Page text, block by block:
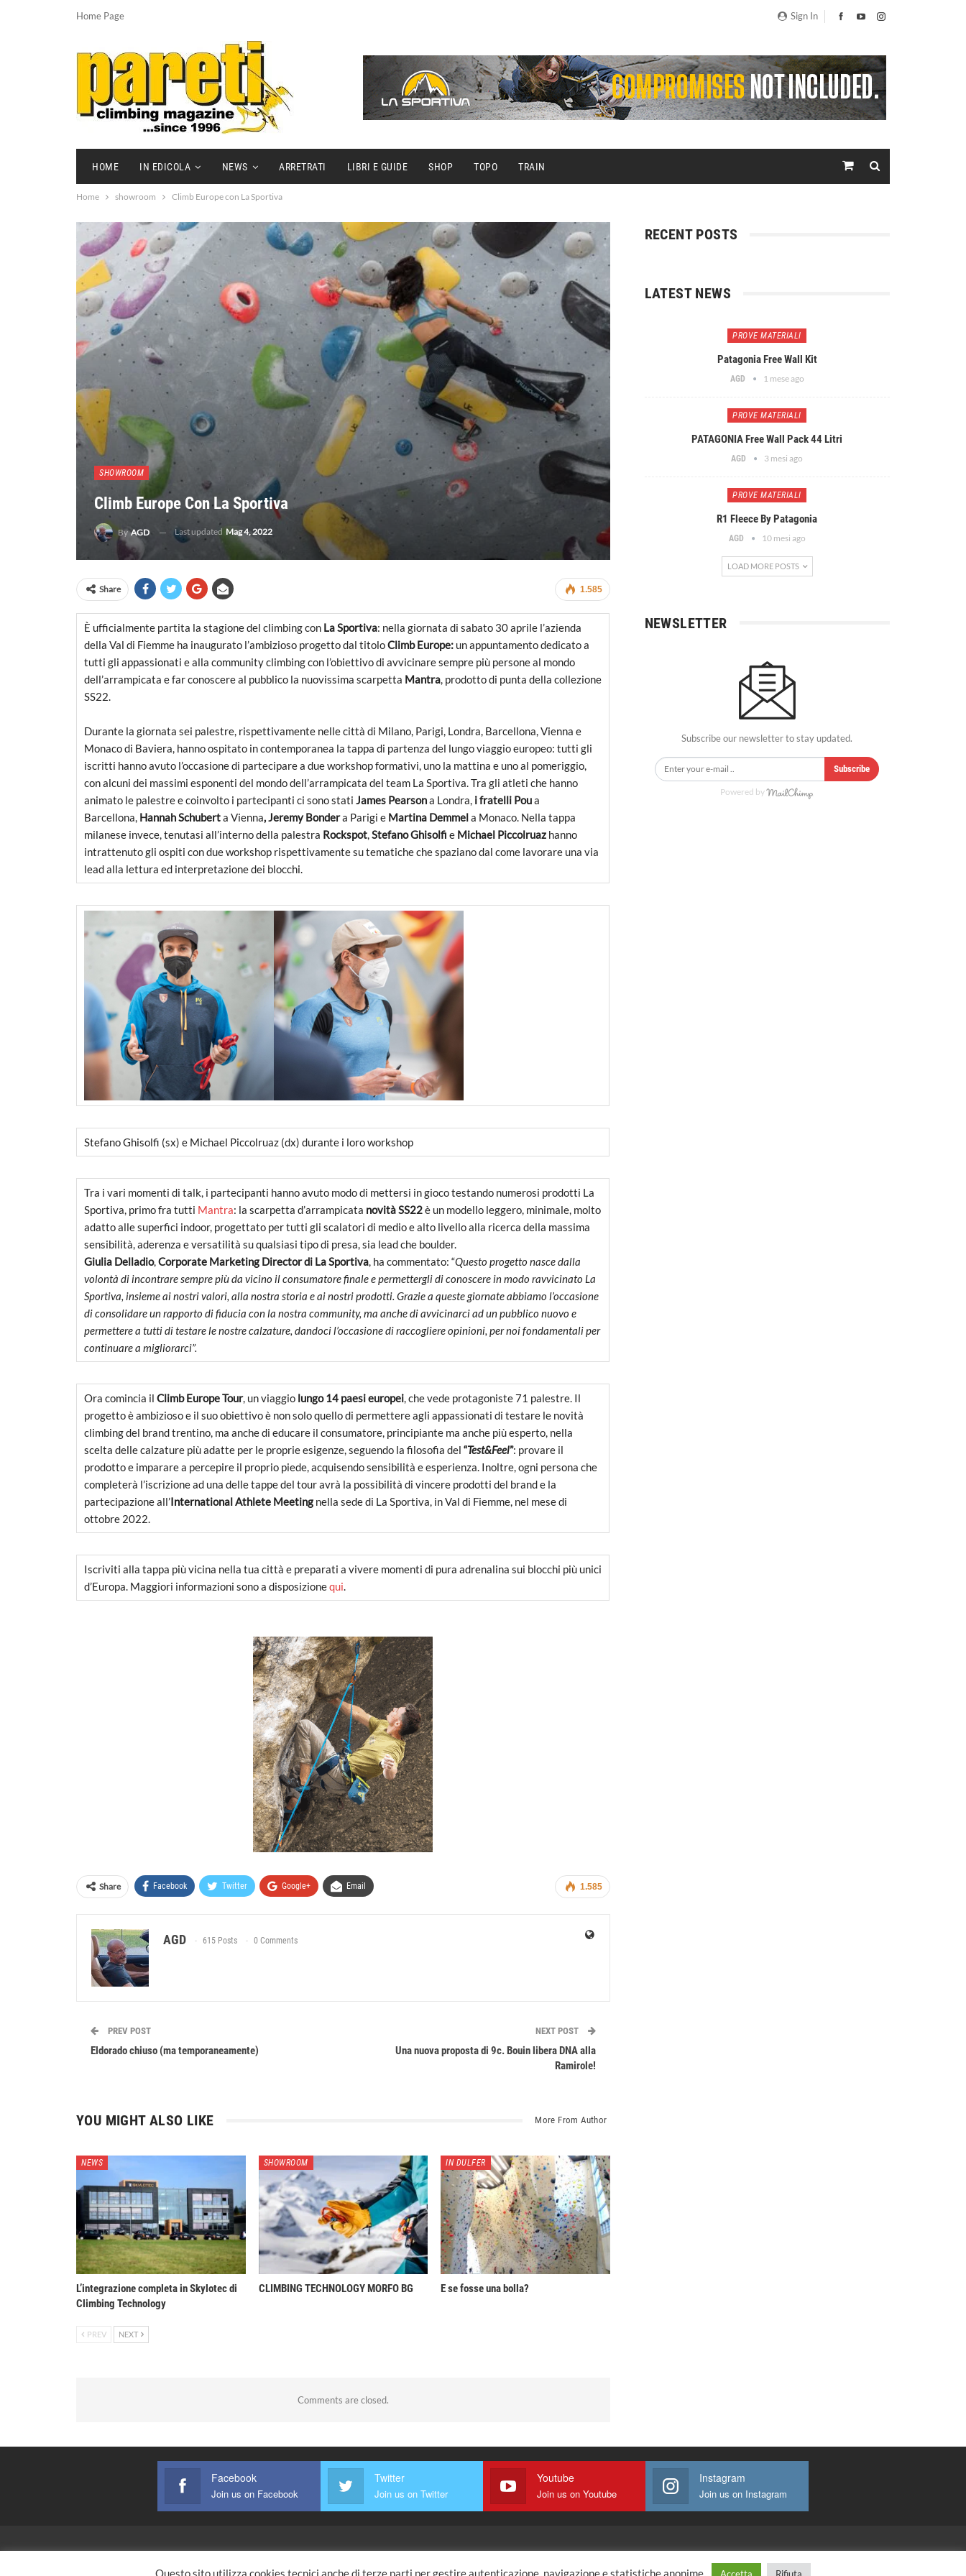
Sign In
Home Page
HOME IN EDICOLA NEWS ARRETRATI LIBRI E GUIDE SHOP TOPO TRAIN
Home showroom Climb Europe con La Sportiva
SHOWROOM
Climb Europe Con La Sportiva
ByAGD Last updated Mag 4, 2022
1.585
Share
È ufficialmente partita la stagione del climbing con La Sportiva: nella giornata di sabato 30 aprile l’azienda
della Val di Fiemme ha inaugurato l’ambizioso progetto dal titoloClimb Europe: un appuntamento dedicato a
tutti gli appassionati e alla community climbing con l’obiettivo di avvicinare sempre più persone al mondo
dell’arrampicata e far conoscere al pubblico la nuovissima scarpetta Mantra, prodotto di punta della collezione
SS22.
Durante la giornata sei palestre, rispettivamente nelle città di Milano, Parigi, Londra, Barcellona, Vienna e
Monaco di Baviera, hanno ospitato in contemporanea la tappa di partenza del lungo viaggio europeo: tutti gli
iscritti hanno avuto l’occasione di partecipare a due workshop formativi, uno la mattina e uno al pomeriggio,
con alcuni dei massimi esponenti del mondo dell’arrampicata del team La Sportiva. Tra gli atleti che hanno
animato le palestre e coinvolto i partecipanti ci sono stati James Pearsona Londra, i fratelli Poua
Barcellona, Hannah Schuberta Vienna, Jeremy Bondera Parigi e Martina Demmela Monaco. Nella tappa
milanese invece, tenutasi all’interno della palestra Rockspot,Stefano Ghisolfi e Michael Piccolruaz hanno
intrattenuto gli ospiti con due workshop rispettivamente su tematiche che spaziano dal come lavorare una via
lead alla lettura ed interpretazione dei blocchi.
Stefano Ghisolfi (sx) e Michael Piccolruaz (dx) durante i loro workshop
Tra i vari momenti di talk, i partecipanti hanno avuto modo di mettersi in gioco testando numerosi prodotti La
Sportiva, primo fra tutti Mantra: la scarpetta d’arrampicata novità SS22è un modello leggero, minimale, molto
adatto alle superfici indoor, progettato per tutti gli scalatori di medio e alto livello alla ricerca della massima
sensibilità, aderenza e versatilità su qualsiasi tipo di presa, sia lead che boulder.
Giulia Delladio,Corporate Marketing Director di La Sportiva, ha commentato: “Questo progetto nasce dalla
volontà di incontrare sempre più da vicino il consumatore finale e permettergli di conoscere in modo ravvicinato La
Sportiva, insieme ai nostri valori, alla nostra storia e ai nostri prodotti. Grazie a queste giornate abbiamo l’occasione
di consolidare un rapporto di fiducia con la nostra community, ma anche di avvicinarci ad un pubblico nuovo e
permettere a tutti di testare le nostre calzature, dandoci l’occasione di raccogliere opinioni, per noi fondamentali per
continuare a migliorarci”.
Ora comincia il Climb Europe Tour, un viaggio lungo 14 paesi europei, che vede protagoniste 71 palestre. Il
progetto è ambizioso e il suo obiettivo è non solo quello di permettere agli appassionati di testare le novità
climbing del brand trentino, ma anche di educare il consumatore, principiante ma anche più esperto, nella
scelta delle calzature più adatte per le proprie esigenze, seguendo la filosofia del “Test&Feel”: provare il
prodotto e imparare a percepire il proprio piede, acquisendo sensibilità e esperienza. Inoltre, ogni persona che
completerà l’iscrizione ad una delle tappe del tour avrà la possibilità di vincere prodotti del brand e la
partecipazione all’International Athlete Meeting nella sede di La Sportiva, in Val di Fiemme, nel mese di
ottobre 2022.
Iscriviti alla tappa più vicina nella tua città e preparati a vivere momenti di pura adrenalina sui blocchi più unici
d’Europa. Maggiori informazioni sono a disposizionequi.
1.585
Share Facebook Twitter Google+ Email
AGD 615 Posts 0 Comments
PREV POST
Eldorado chiuso (ma temporaneamente)
NEXT POST
Una nuova proposta di 9c. Bouin libera DNA alla
Ramirole!
YOU MIGHT ALSO LIKE More From Author
NEWS
L’integrazione completa in Skylotec di
Climbing Technology
SHOWROOM
CLIMBING TECHNOLOGY MORFO BG
IN DULFER
E se fosse una bolla?
PREV NEXT
Comments are closed.
RECENT POSTS
LATEST NEWS
PROVE MATERIALI
Patagonia Free Wall Kit
AGD 1 mese ago
PROVE MATERIALI
PATAGONIA Free Wall Pack 44 Litri
AGD 3 mesi ago
PROVE MATERIALI
R1 Fleece By Patagonia
AGD 10 mesi ago
LOAD MORE POSTS
NEWSLETTER
Subscribe our newsletter to stay updated.
Subscribe
Powered by
Facebook
Join us on Facebook
Twitter
Join us on Twitter
Youtube
Join us on Youtube
Instagram
Join us on Instagram
Questo sito utilizza cookies tecnici anche di terze parti per gestire autenticazione, navigazione e statistiche anonime.